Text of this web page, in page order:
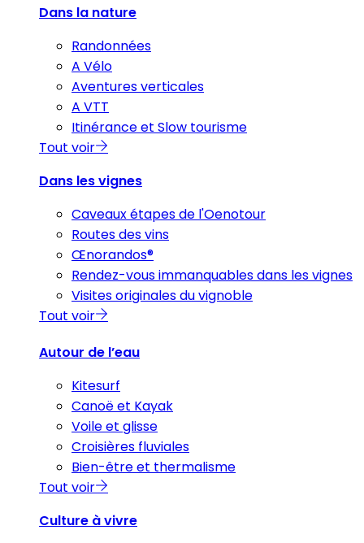
Dans la nature
Randonnées
A Vélo
Aventures verticales
A VTT
Itinérance et Slow tourisme
Tout voir
Dans les vignes
Caveaux étapes de l'Oenotour
Routes des vins
Œnorandos®
Rendez-vous immanquables dans les vignes
Visites originales du vignoble
Tout voir
Autour de l’eau
Kitesurf
Canoë et Kayak
Voile et glisse
Croisières fluviales
Bien-être et thermalisme
Tout voir
Culture à vivre